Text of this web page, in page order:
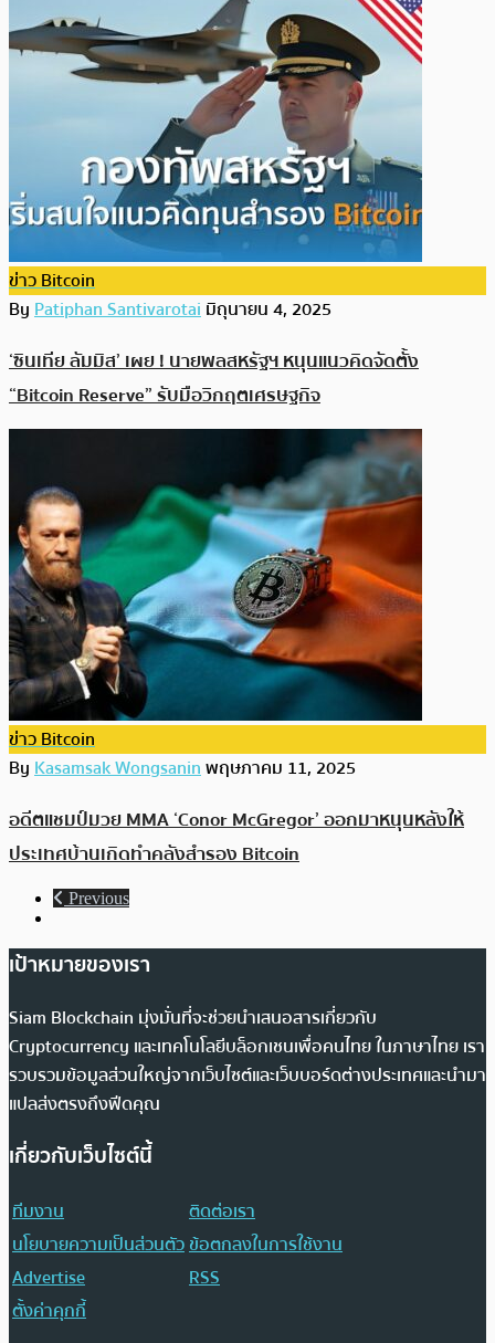
ข่าว Bitcoin
ByPatiphan Santivarotaiมิถุนายน 4, 2025
‘ซินเทีย ลัมมิส’ เผย ! นายพลสหรัฐฯ หนุนแนวคิดจัดตั้ง
“Bitcoin Reserve” รับมือวิกฤตเศรษฐกิจ
ข่าว Bitcoin
ByKasamsak Wongsaninพฤษภาคม 11, 2025
อดีตแชมป์มวย MMA ‘Conor McGregor’ ออกมาหนุนหลังให้
ประเทศบ้านเกิดทำคลังสำรอง Bitcoin
Previous
เป้าหมายของเรา
Siam Blockchain มุ่งมั่นที่จะช่วยนำเสนอสารเกี่ยวกับ
Cryptocurrency และเทคโนโลยีบล็อกเชนเพื่อคนไทย ในภาษาไทย เรา
รวบรวมข้อมูลส่วนใหญ่จากเว็บไซต์และเว็บบอร์ดต่างประเทศและนำมา
แปลส่งตรงถึงฟีดคุณ
เกี่ยวกับเว็บไซต์นี้
ทีมงาน
ติดต่อเรา
นโยบายความเป็นส่วนตัวข้อตกลงในการใช้งาน
Advertise
RSS
ตั้งค่าคุกกี้